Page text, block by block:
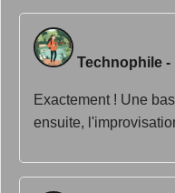
Technophile -
Exactement ! Une
ensuite,